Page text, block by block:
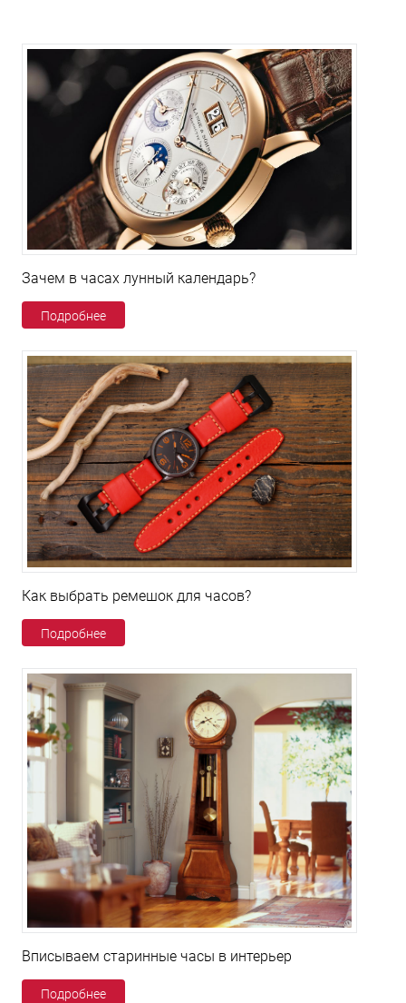
Зачем в часах лунный календарь?
Подробнее
Как выбрать ремешок для часов?
Подробнее
Вписываем старинные часы в интерьер
Подробнее